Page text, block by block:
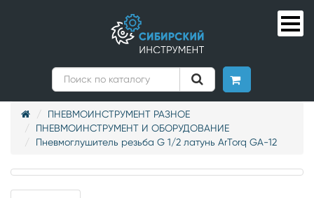
ПНЕВМОИНСТРУМЕНТ РАЗНОЕ
ПНЕВМОИНСТРУМЕНТ И ОБОРУДОВАНИЕ
Пневмоглушитель резьба G 1/2 латунь ArTorq GA-12